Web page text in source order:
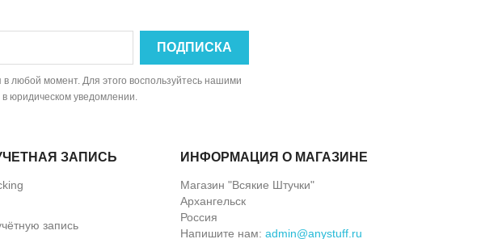
любой момент. Для этого воспользуйтесь нашими
юридическом уведомлении.
ЗАПИСЬ
запись
ИНФОРМАЦИЯ О МАГАЗИНЕ
Магазин "Всякие Штучки"
Архангельск
Россия
Напишите нам: admin@anystuff.ru